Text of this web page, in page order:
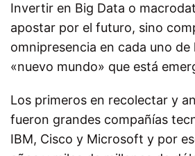
Invertir en Big Data o
apostar por el futuro, sino
omnipresencia en cada uno
«nuevo mundo» que está
Los primeros en recolectar y
fueron grandes compañías
IBM, Cisco y Microsoft y por